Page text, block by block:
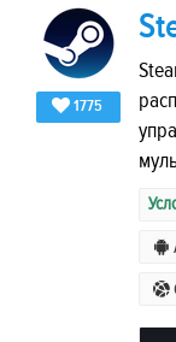
1775